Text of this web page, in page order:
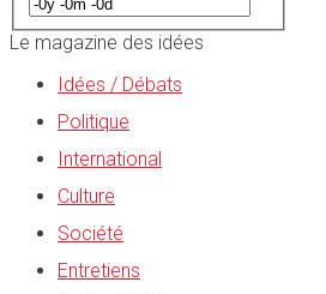
Le magazine des idées
Idées / Débats
Politique
International
Culture
Société
Entretiens